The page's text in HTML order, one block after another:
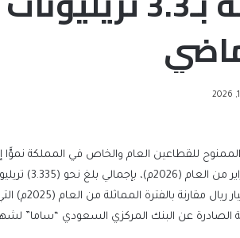
للقطاعين العام والخاص في المملكة نموًّا
عن البنك المركزي السعودي “ساما” لشهر